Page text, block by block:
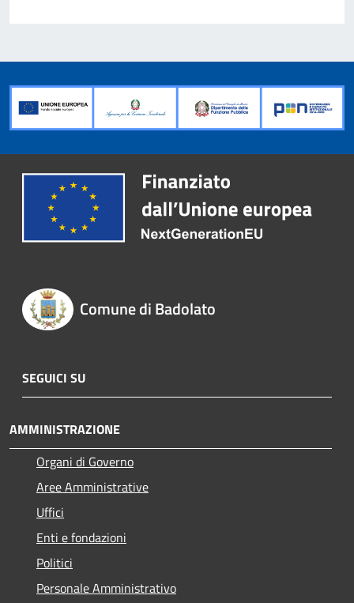
Comune di Badolato
SEGUICI SU
AMMINISTRAZIONE
Organi di Governo
Aree Amministrative
Uffici
Enti e fondazioni
Politici
Personale Amministrativo